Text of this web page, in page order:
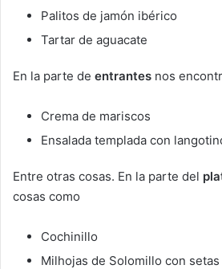
Palitos de jamón ibérico
Tartar de aguacate
En la parte de entrantes nos
Crema de mariscos
Ensalada templada con
Entre otras cosas. En la parte del
cosas como
Cochinillo
Milhojas de Solomillo con setas